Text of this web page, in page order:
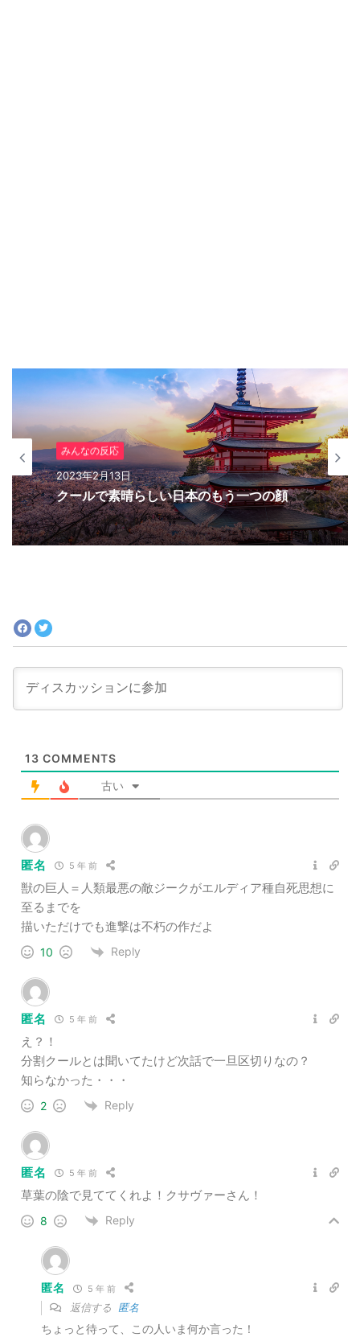
アニメ（海外の反応）
2023年2月9日
『ジョジョ』6部 徐倫役「ファイルーズあ
い」とは｜徐倫に憧れて声優になったエピ
ソードも
13 COMMENTS
古い
匿名 5 年 前
獣の巨人＝人類最悪の敵ジークがエルディア種自死思想に
至るまでを
描いただけでも進撃は不朽の作だよ
10 Reply
匿名 5 年 前
え？！
分割クールとは聞いてたけど次話で一旦区切りなの？
知らなかった・・・
2 Reply
匿名 5 年 前
草葉の陰で見ててくれよ！クサヴァーさん！
8 Reply
匿名 5 年 前
返信する 匿名
ちょっと待って、この人いま何か言った！